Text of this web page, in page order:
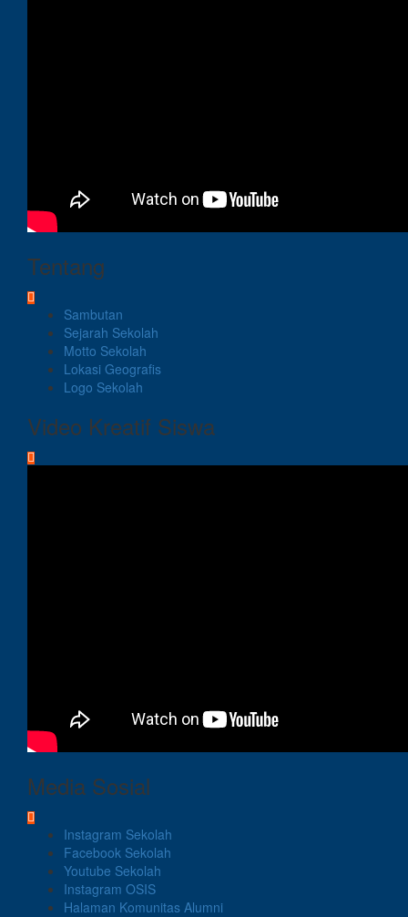
Tentang
Sambutan
Sejarah Sekolah
Motto Sekolah
Lokasi Geografis
Logo Sekolah
Video Kreatif Siswa
Media Sosial
Instagram Sekolah
Facebook Sekolah
Youtube Sekolah
Instagram OSIS
Halaman Komunitas Alumni